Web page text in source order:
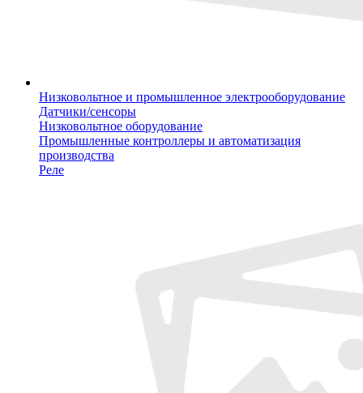
Низковольтное и промышленное электрооборудование
Датчики/сенсоры
Низковольтное оборудование
Промышленные контроллеры и автоматизация
производства
Реле